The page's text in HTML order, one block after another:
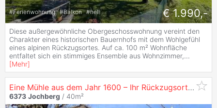
#Ferienwohnung #Balkon #hell € 1.990,-
Diese außergewöhnliche Obergeschosswohnung vereint den
Charakter eines historischen Bauernhofs mit dem Wohlgefühl
eines alpinen Rückzugsortes. Auf ca. 100 m² Wohnfläche
entfaltet sich ein stimmiges Ensemble aus Wohnzimmer,...
[Mehr]
Eine Mühle aus dem Jahr 1600 – Ihr Rückzugsort in den Alpen
6373 Jochberg / 40m²